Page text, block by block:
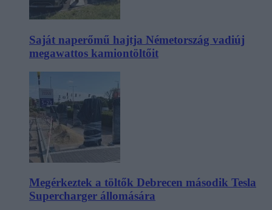
Saját naperőmű hajtja Németország vadiúj
megawattos kamiontöltőit
Megérkeztek a töltők Debrecen második Tesla
Supercharger állomására